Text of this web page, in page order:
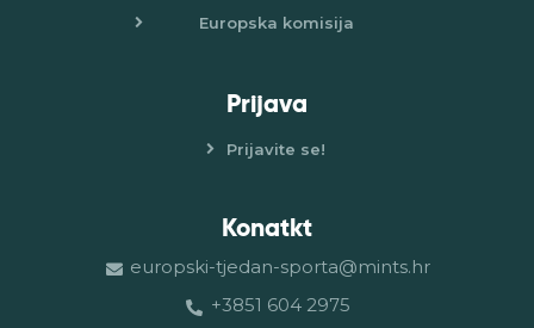
Europska komisija
Prijava
Prijavite se!
Konatkt
europski-tjedan-sporta@mints.hr
+3851 604 2975